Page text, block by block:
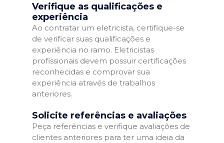
Verifique as qualificações e
experiência
Ao contratar um eletricista, certifique-se
de verificar suas qualificações e
experiência no ramo. Eletricistas
profissionais devem possuir certificações
reconhecidas e comprovar sua
experiência através de trabalhos
anteriores.
Solicite referências e avaliações
Peça referências e verifique avaliações de
clientes anteriores para ter uma ideia da